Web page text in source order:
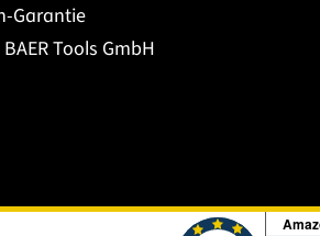
Garantie
Tools GmbH